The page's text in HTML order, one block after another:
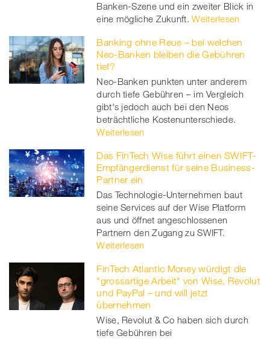
Banken-Szene und ein zweiter Blick in
eine mögliche Zukunft. Weiterlesen
Banking ohne Reue – bei welchen
Neo-Banken bleiben die Gebühren
tief?
Neo-Banken punkten unter anderem
durch tiefe Gebühren – im Vergleich
gibt's jedoch auch bei den Neos
beträchtliche Kostenunterschiede.
Weiterlesen
Das FinTech Wise führt einen SWIFT-
Empfängerdienst für seine Business-
Partner ein
Das Technologie-Unternehmen baut
seine Services auf der Wise Platform
aus und öffnet angeschlossenen
Partnern den Zugang zu SWIFT.
Weiterlesen
FinTech Atlantic Money würdigt die
"grossartige Arbeit" von Wise, Revolut
und PayPal – und will jetzt
übernehmen
Wise, Revolut & Co haben sich durch
tiefe Gebühren bei